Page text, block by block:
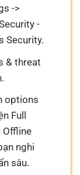
->
-
Security.
& threat
options
Full
Offline
nghi
sâu.